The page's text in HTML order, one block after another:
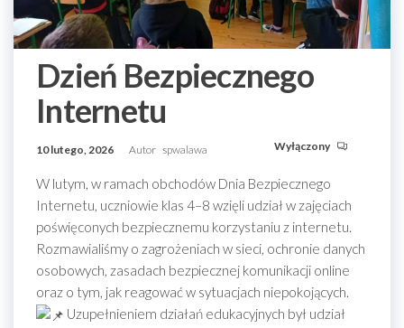
Dzień Bezpiecznego
Internetu
10 lutego, 2026 Autor spwalawa Wyłączony
W lutym, w ramach obchodów Dnia Bezpiecznego
Internetu, uczniowie klas 4–8 wzięli udział w zajęciach
poświęconych bezpiecznemu korzystaniu z internetu.
Rozmawialiśmy o zagrożeniach w sieci, ochronie danych
osobowych, zasadach bezpiecznej komunikacji online
oraz o tym, jak reagować w sytuacjach niepokojących.
Uzupełnieniem działań edukacyjnych był udział